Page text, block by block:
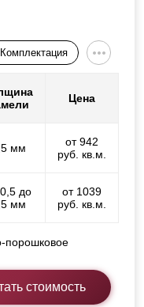
Комплектация
Цена
мм
от 942
руб. кв.м.
до
мм
от 1039
руб. кв.м.
порошковое
стоимость